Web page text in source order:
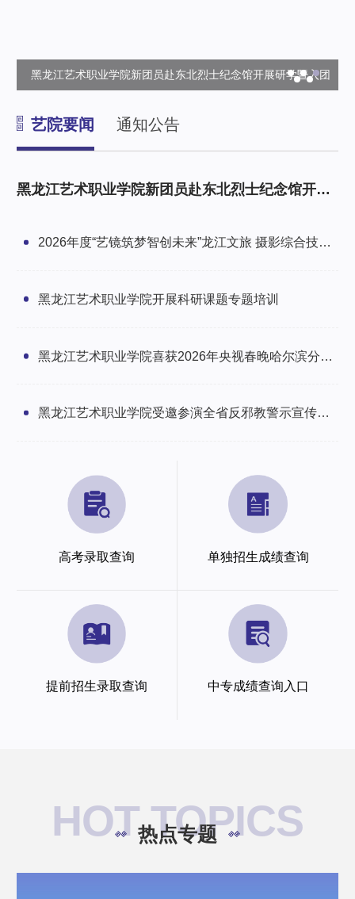
黑龙江艺术职业学院新团员赴东北烈士纪念馆开展研学暨入团
艺院要闻 通知公告
黑龙江艺术职业学院新团员赴东北烈士纪念馆开展
2026年度“艺镜筑梦智创未来”龙江文旅 摄影综合技能
培训班圆满举办
黑龙江艺术职业学院开展科研课题专题培训
黑龙江艺术职业学院喜获2026年央视春晚哈尔滨分会
场感谢信
黑龙江艺术职业学院受邀参演全省反邪教警示宣传文
高考录取查询 单独招生成绩查询
提前招生录取查询 中专成绩查询入口
HOT TOPICS
热点专题